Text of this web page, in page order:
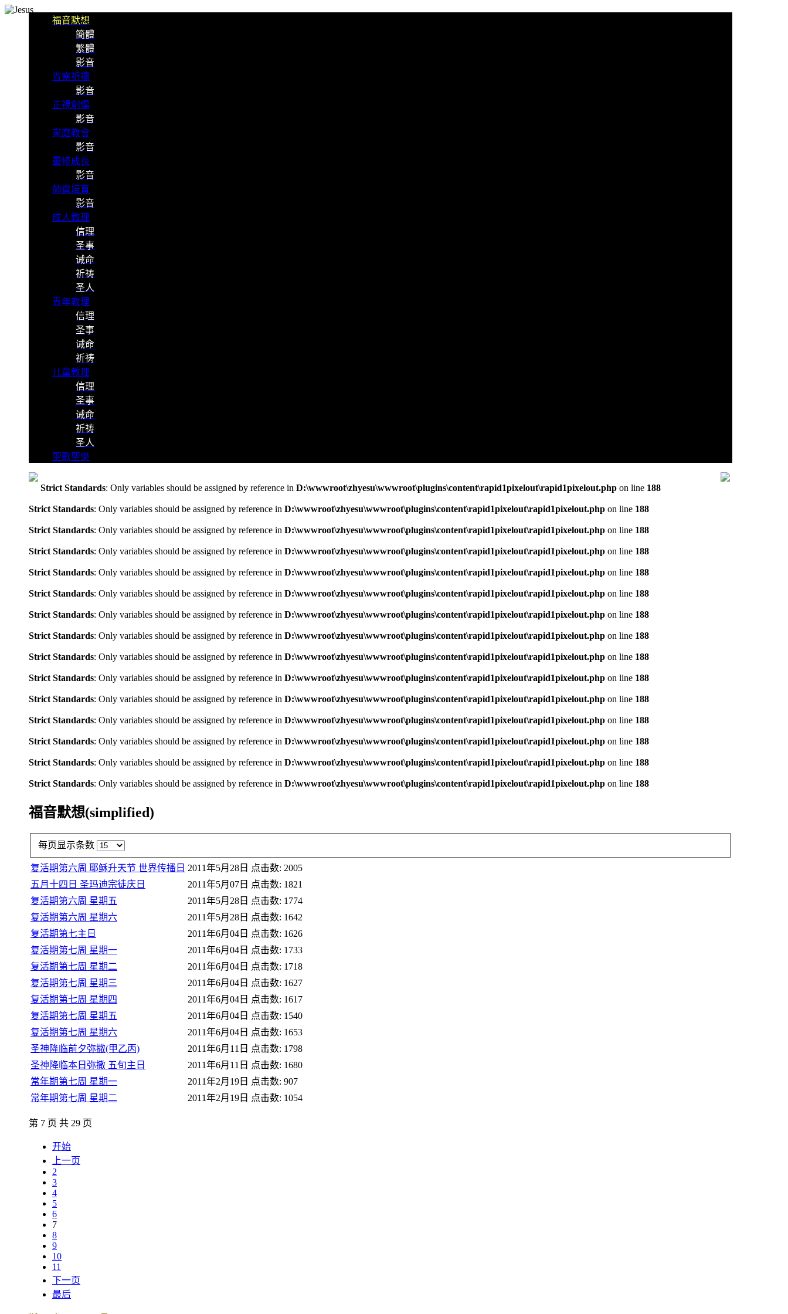
福音默想
簡體
繁體
影音
省察祈禱
影音
正視創傷
影音
家庭教會
影音
靈修成長
影音
師資培育
影音
成人教理
信理
圣事
诫命
祈祷
圣人
青年教理
信理
圣事
诫命
祈祷
儿童教理
信理
圣事
诫命
祈祷
圣人
聖歌聖樂
Strict Standards: Only variables should be assigned by reference in D:\wwwroot\zhyesu\wwwroot\plugins\content\rapid1pixelout\rapid1pixelout.php on line 188
Strict Standards: Only variables should be assigned by reference in D:\wwwroot\zhyesu\wwwroot\plugins\content\rapid1pixelout\rapid1pixelout.php on line 188
Strict Standards: Only variables should be assigned by reference in D:\wwwroot\zhyesu\wwwroot\plugins\content\rapid1pixelout\rapid1pixelout.php on line 188
Strict Standards: Only variables should be assigned by reference in D:\wwwroot\zhyesu\wwwroot\plugins\content\rapid1pixelout\rapid1pixelout.php on line 188
Strict Standards: Only variables should be assigned by reference in D:\wwwroot\zhyesu\wwwroot\plugins\content\rapid1pixelout\rapid1pixelout.php on line 188
Strict Standards: Only variables should be assigned by reference in D:\wwwroot\zhyesu\wwwroot\plugins\content\rapid1pixelout\rapid1pixelout.php on line 188
Strict Standards: Only variables should be assigned by reference in D:\wwwroot\zhyesu\wwwroot\plugins\content\rapid1pixelout\rapid1pixelout.php on line 188
Strict Standards: Only variables should be assigned by reference in D:\wwwroot\zhyesu\wwwroot\plugins\content\rapid1pixelout\rapid1pixelout.php on line 188
Strict Standards: Only variables should be assigned by reference in D:\wwwroot\zhyesu\wwwroot\plugins\content\rapid1pixelout\rapid1pixelout.php on line 188
Strict Standards: Only variables should be assigned by reference in D:\wwwroot\zhyesu\wwwroot\plugins\content\rapid1pixelout\rapid1pixelout.php on line 188
Strict Standards: Only variables should be assigned by reference in D:\wwwroot\zhyesu\wwwroot\plugins\content\rapid1pixelout\rapid1pixelout.php on line 188
Strict Standards: Only variables should be assigned by reference in D:\wwwroot\zhyesu\wwwroot\plugins\content\rapid1pixelout\rapid1pixelout.php on line 188
Strict Standards: Only variables should be assigned by reference in D:\wwwroot\zhyesu\wwwroot\plugins\content\rapid1pixelout\rapid1pixelout.php on line 188
Strict Standards: Only variables should be assigned by reference in D:\wwwroot\zhyesu\wwwroot\plugins\content\rapid1pixelout\rapid1pixelout.php on line 188
Strict Standards: Only variables should be assigned by reference in D:\wwwroot\zhyesu\wwwroot\plugins\content\rapid1pixelout\rapid1pixelout.php on line 188
福音默想(simplified)
每页显示条数
复活期第六周 耶稣升天节 世界传播日 2011年5月28日 点击数: 2005
五月十四日 圣玛迪宗徒庆日
2011年5月07日 点击数: 1821
复活期第六周 星期五
2011年5月28日 点击数: 1774
复活期第六周 星期六
2011年5月28日 点击数: 1642
复活期第七主日
2011年6月04日 点击数: 1626
复活期第七周 星期一
2011年6月04日 点击数: 1733
复活期第七周 星期二
2011年6月04日 点击数: 1718
复活期第七周 星期三
2011年6月04日 点击数: 1627
复活期第七周 星期四
2011年6月04日 点击数: 1617
复活期第七周 星期五
2011年6月04日 点击数: 1540
复活期第七周 星期六
2011年6月04日 点击数: 1653
圣神降临前夕弥撒(甲乙丙)
2011年6月11日 点击数: 1798
圣神降临本日弥撒 五旬主日
2011年6月11日 点击数: 1680
常年期第七周 星期一
2011年2月19日 点击数: 907
常年期第七周 星期二
2011年2月19日 点击数: 1054
第 7 页 共 29 页
开始
上一页
2
3
4
5
6
7
8
9
10
11
下一页
最后